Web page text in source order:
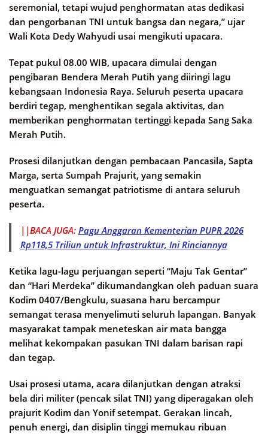
seremonial, tetapi wujud penghormatan atas dedikasi
dan pengorbanan TNI untuk bangsa dan negara,” ujar
Wali Kota Dedy Wahyudi usai mengikuti upacara.
Tepat pukul 08.00 WIB, upacara dimulai dengan
pengibaran Bendera Merah Putih yang diiringi lagu
kebangsaan Indonesia Raya. Seluruh peserta upacara
berdiri tegap, menghentikan segala aktivitas, dan
memberikan penghormatan tertinggi kepada Sang Saka
Merah Putih.
Prosesi dilanjutkan dengan pembacaan Pancasila, Sapta
Marga, serta Sumpah Prajurit, yang semakin
menguatkan semangat patriotisme di antara seluruh
peserta.
||BACA JUGA: Pagu Anggaran Kementerian PUPR 2026
Rp118,5 Triliun untuk Infrastruktur, Ini Rinciannya
Ketika lagu-lagu perjuangan seperti “Maju Tak Gentar”
dan “Hari Merdeka” dikumandangkan oleh paduan suara
Kodim 0407/Bengkulu, suasana haru bercampur
semangat terasa menyelimuti seluruh lapangan. Banyak
masyarakat tampak meneteskan air mata bangga
melihat kekompakan pasukan TNI dalam barisan rapi
dan tegap.
Usai prosesi utama, acara dilanjutkan dengan atraksi
bela diri militer (pencak silat TNI) yang diperagakan oleh
prajurit Kodim dan Yonif setempat. Gerakan lincah,
penuh energi, dan disiplin tinggi memukau ribuan